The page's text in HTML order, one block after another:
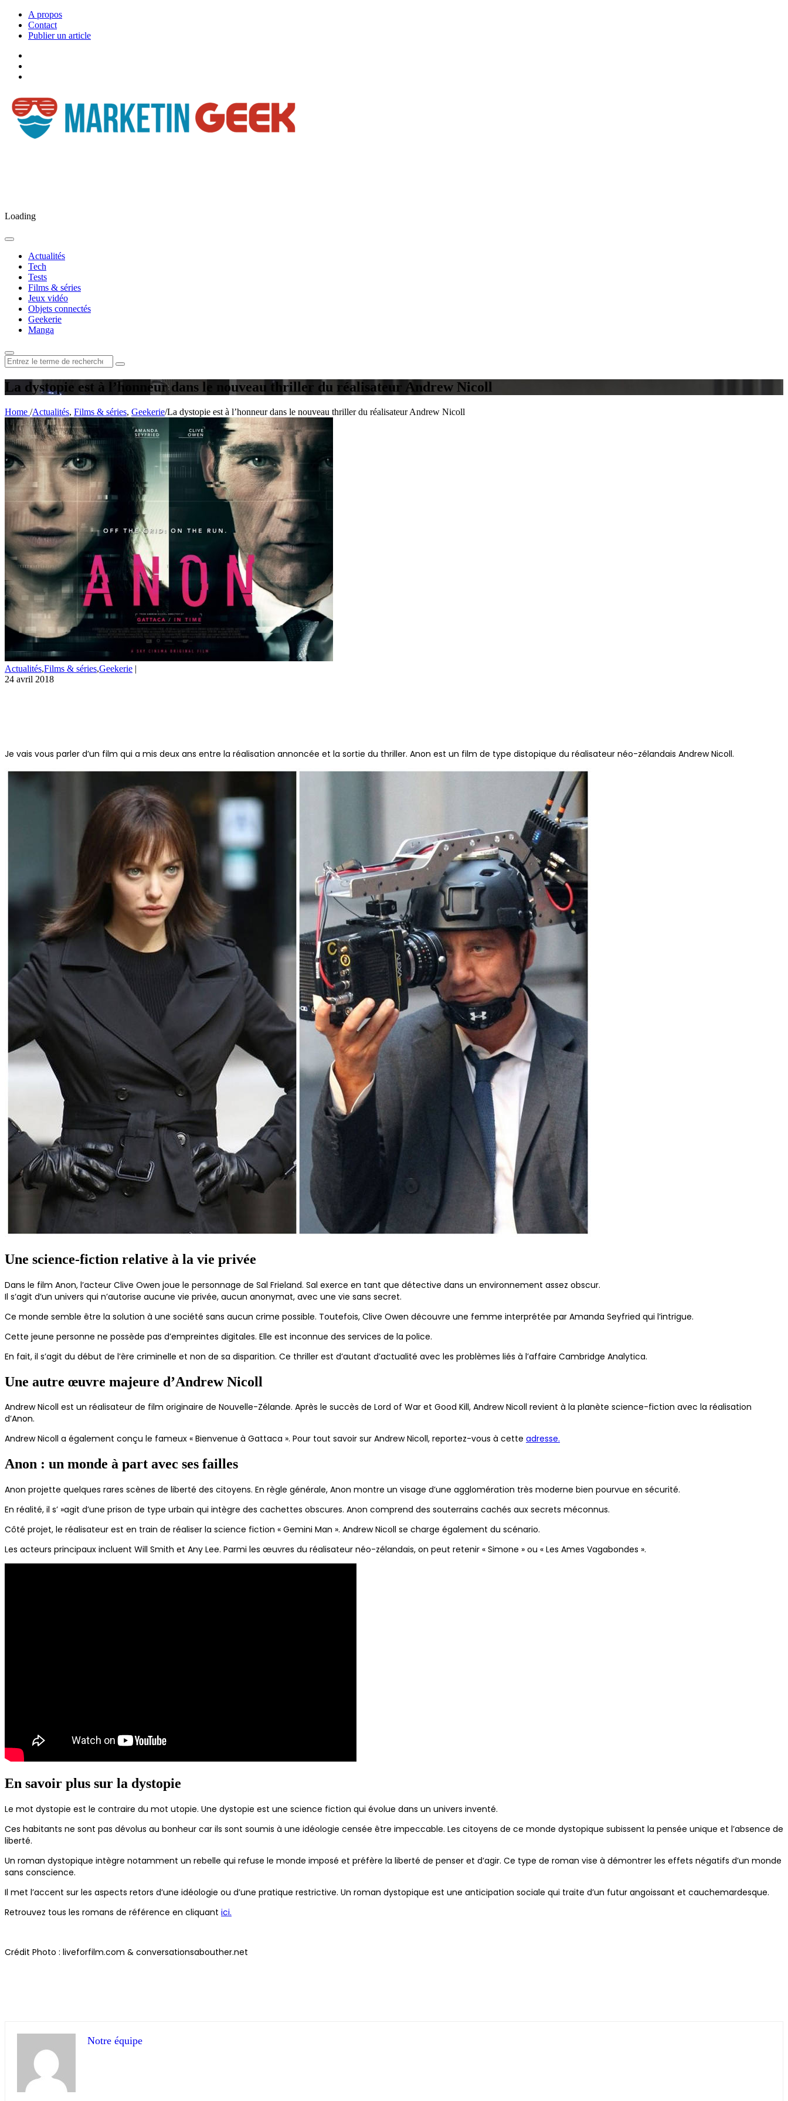
A propos
Contact
Publier un article
Loading
Actualités
Tech
Tests
Films & séries
Jeux vidéo
Objets connectés
Geekerie
Manga
Rechercher
:
La dystopie est à l’honneur dans le nouveau thriller du réalisateur Andrew Nicoll
Home /Actualités, Films & séries, Geekerie/La dystopie est à l’honneur dans le nouveau thriller du réalisateur Andrew Nicoll
Actualités,Films & séries,Geekerie |
24 avril 2018
Je vais vous parler d’un film qui a mis deux ans entre la réalisation annoncée et la sortie du thriller. Anon est un film de type distopique du réalisateur néo-zélandais Andrew Nicoll.
Une science-fiction relative à la vie privée
Dans le film Anon, l’acteur Clive Owen joue le personnage de Sal Frieland. Sal exerce en tant que détective dans un environnement assez obscur.
Il s’agit d’un univers qui n’autorise aucune vie privée, aucun anonymat, avec une vie sans secret.
Ce monde semble être la solution à une société sans aucun crime possible. Toutefois, Clive Owen découvre une femme interprétée par Amanda Seyfried qui l’intrigue.
Cette jeune personne ne possède pas d’empreintes digitales. Elle est inconnue des services de la police.
En fait, il s’agit du début de l’ère criminelle et non de sa disparition. Ce thriller est d’autant d’actualité avec les problèmes liés à l’affaire Cambridge Analytica.
Une autre œuvre majeure d’Andrew Nicoll
Andrew Nicoll est un réalisateur de film originaire de Nouvelle-Zélande. Après le succès de Lord of War et Good Kill, Andrew Nicoll revient à la planète science-fiction avec la réalisation
d’Anon.
Andrew Nicoll a également conçu le fameux « Bienvenue à Gattaca ». Pour tout savoir sur Andrew Nicoll, reportez-vous à cette adresse.
Anon : un monde à part avec ses failles
Anon projette quelques rares scènes de liberté des citoyens. En règle générale, Anon montre un visage d’une agglomération très moderne bien pourvue en sécurité.
En réalité, il s’ »agit d’une prison de type urbain qui intègre des cachettes obscures. Anon comprend des souterrains cachés aux secrets méconnus.
Côté projet, le réalisateur est en train de réaliser la science fiction « Gemini Man ». Andrew Nicoll se charge également du scénario.
Les acteurs principaux incluent Will Smith et Any Lee. Parmi les œuvres du réalisateur néo-zélandais, on peut retenir « Simone » ou « Les Ames Vagabondes ».
En savoir plus sur la dystopie
Le mot dystopie est le contraire du mot utopie. Une dystopie est une science fiction qui évolue dans un univers inventé.
Ces habitants ne sont pas dévolus au bonheur car ils sont soumis à une idéologie censée être impeccable. Les citoyens de ce monde dystopique subissent la pensée unique et l’absence de
liberté.
Un roman dystopique intègre notamment un rebelle qui refuse le monde imposé et préfère la liberté de penser et d’agir. Ce type de roman vise à démontrer les effets négatifs d’un monde
sans conscience.
Il met l’accent sur les aspects retors d’une idéologie ou d’une pratique restrictive. Un roman dystopique est une anticipation sociale qui traite d’un futur angoissant et cauchemardesque.
Retrouvez tous les romans de référence en cliquant ici.
Crédit Photo : liveforfilm.com & conversationsabouther.net
Notre équipe